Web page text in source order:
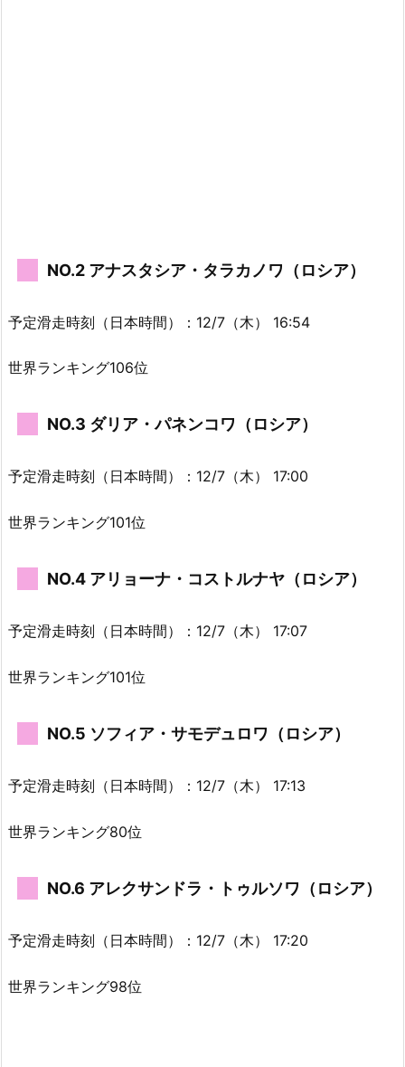
NO.2 アナスタシア・タラカノワ（ロシア）
予定滑走時刻（日本時間）：12/7（木） 16:54
世界ランキング106位
NO.3 ダリア・パネンコワ（ロシア）
予定滑走時刻（日本時間）：12/7（木） 17:00
世界ランキング101位
NO.4 アリョーナ・コストルナヤ（ロシア）
予定滑走時刻（日本時間）：12/7（木） 17:07
世界ランキング101位
NO.5 ソフィア・サモデュロワ（ロシア）
予定滑走時刻（日本時間）：12/7（木） 17:13
世界ランキング80位
NO.6 アレクサンドラ・トゥルソワ（ロシア）
予定滑走時刻（日本時間）：12/7（木） 17:20
世界ランキング98位